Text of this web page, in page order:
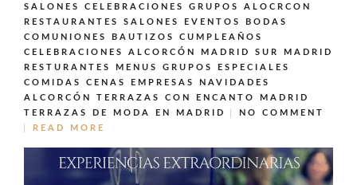
SALONES CELEBRACIONES GRUPOS ALOCRCON
RESTAURANTES SALONES EVENTOS BODAS
COMUNIONES BAUTIZOS CUMPLEAÑOS
CELEBRACIONES ALCORCÓN MADRID SUR MADRID
RESTURANTES MENUS GRUPOS ESPECIALES
COMIDAS CENAS EMPRESAS NAVIDADES
ALCORCÓN
TERRAZAS CON ENCANTO MADRID
TERRAZAS DE MODA EN MADRID
NO COMMENT
READ MORE